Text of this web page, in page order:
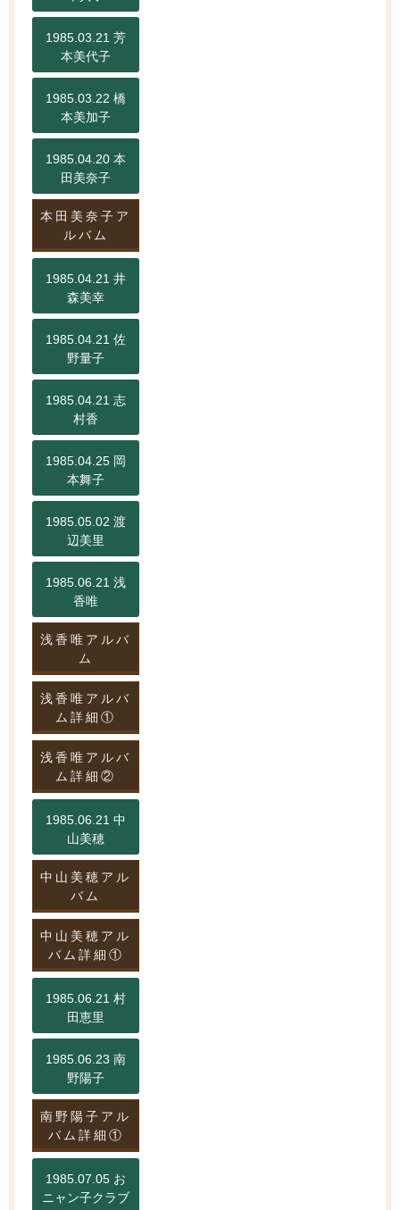
1985.03.21 芳
本美代子
1985.03.22 橋
本美加子
1985.04.20 本
田美奈子
本田美奈子ア
ルバム
1985.04.21 井
森美幸
1985.04.21 佐
野量子
1985.04.21 志
村香
1985.04.25 岡
本舞子
1985.05.02 渡
辺美里
1985.06.21 浅
香唯
浅香唯アルバ
ム
浅香唯アルバ
ム詳細①
浅香唯アルバ
ム詳細②
1985.06.21 中
山美穂
中山美穂アル
バム
中山美穂アル
バム詳細①
1985.06.21 村
田恵里
1985.06.23 南
野陽子
南野陽子アル
バム詳細①
1985.07.05 お
ニャン子クラブ